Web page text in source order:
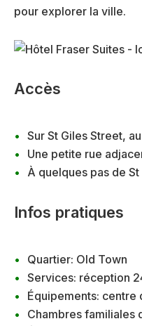
pour explorer la ville.
Accès
Sur St Giles Street,
Une petite rue
À quelques pas de
Infos pratiques
Quartier: Old Town
Services: réception
Équipements: centre
Chambres familiales